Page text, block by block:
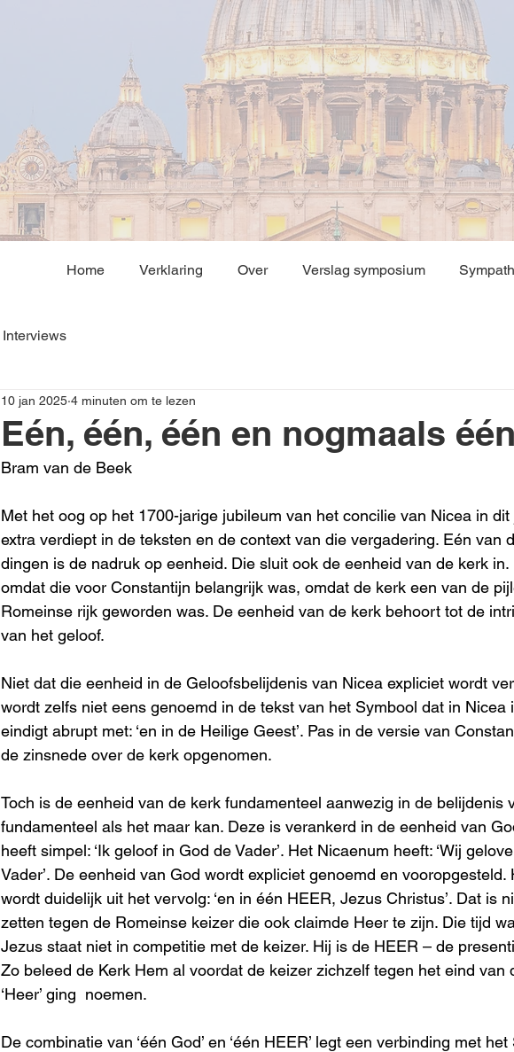
Home Verklaring Over Verslag symposium
Interviews
Eén, één, één en nogmaals één
10 jan 2025 4 minuten om te lezen
Bram van de Beek
Met het oog op het 1700-jarige jubileum van het concilie van Nicea in
extra verdiept in de teksten en de context van die vergadering. Eén van
dingen is de nadruk op eenheid. Die sluit ook de eenheid van de kerk
omdat die voor Constantijn belangrijk was, omdat de kerk een van de
Romeinse rijk geworden was. De eenheid van de kerk behoort tot de
van het geloof.
Niet dat die eenheid in de Geloofsbelijdenis van Nicea expliciet wordt
wordt zelfs niet eens genoemd in de tekst van het Symbool dat in Nicea
eindigt abrupt met: ‘en in de Heilige Geest’. Pas in de versie van
de zinsnede over de kerk opgenomen.
Toch is de eenheid van de kerk fundamenteel aanwezig in de belijdenis
fundamenteel als het maar kan. Deze is verankerd in de eenheid van
heeft simpel: ‘Ik geloof in God de Vader’. Het Nicaenum heeft: ‘Wij
Vader’. De eenheid van God wordt expliciet genoemd en vooropgesteld.
wordt duidelijk uit het vervolg: ‘en in één HEER, Jezus Christus’. Dat is
zetten tegen de Romeinse keizer die ook claimde Heer te zijn. Die tijd
Jezus staat niet in competitie met de keizer. Hij is de HEER – de
Zo beleed de Kerk Hem al voordat de keizer zichzelf tegen het eind van
‘Heer’ ging  noemen.
De combinatie van ‘één God’ en ‘één HEER’ legt een verbinding met